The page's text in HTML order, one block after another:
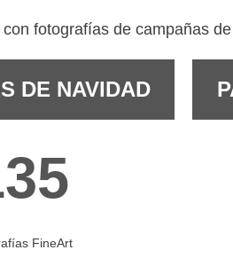
fotografías de campañas
DE NAVIDAD
FineArt